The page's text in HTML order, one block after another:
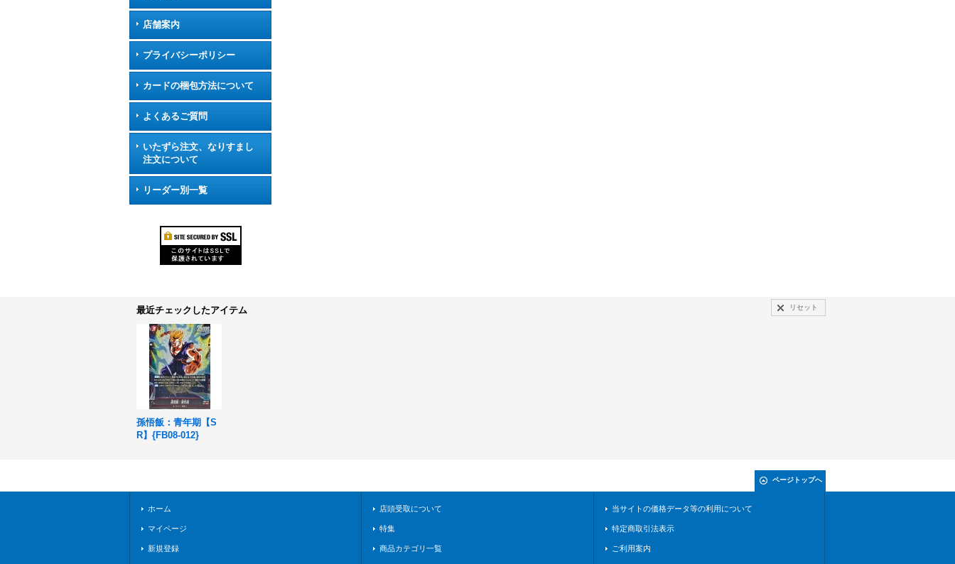
店舗案内
プライバシーポリシー
カードの梱包方法について
よくあるご質問
いたずら注文、なりすまし
注文について
リーダー別一覧
最近チェックしたアイテム リセット
孫悟飯：青年期【S
R】{FB08-012}
ページトップへ
ホーム
マイページ
新規登録
店頭受取について
特集
商品カテゴリ一覧
当サイトの価格データ等の利用について
特定商取引法表示
ご利用案内